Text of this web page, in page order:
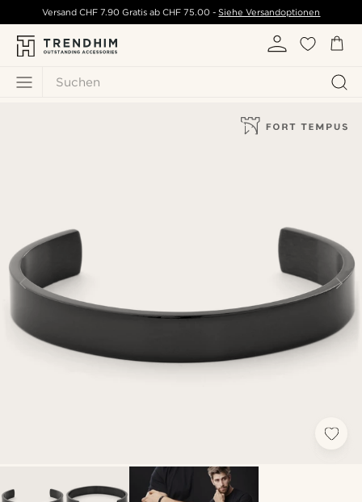
Suchen
Versand CHF 7.90 Gratis ab CHF 75.00 - Siehe Versandoptionen